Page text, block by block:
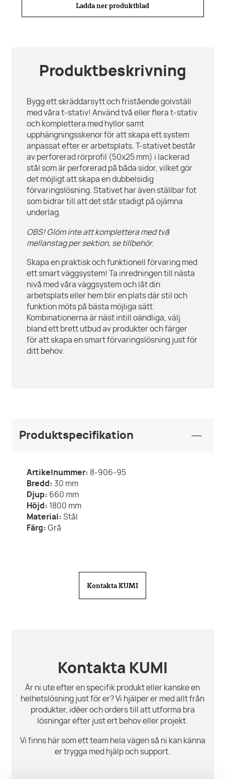
Ladda ner produktblad
Produktbeskrivning
Bygg ett skräddarsytt och fristående golvställ
med våra t-stativ! Använd två eller flera t-stativ
och komplettera med hyllor samt
upphängningsskenor för att skapa ett system
anpassat efter er arbetsplats. T-stativet består
av perforerad rörprofil (50x25 mm) i lackerad
stål som är perforerad på båda sidor, vilket gör
det möjligt att skapa en dubbelsidig
förvaringslösning. Stativet har även ställbar fot
som bidrar till att det står stadigt på ojämna
underlag.
OBS! Glöm inte att komplettera med två
mellanstag per sektion, se tillbehör.
Skapa en praktisk och funktionell förvaring med
ett smart väggsystem! Ta inredningen till nästa
nivå med våra väggsystem och låt din
arbetsplats eller hem blir en plats där stil och
funktion möts på bästa möjliga sätt.
Kombinationerna är näst intill oändliga, välj
bland ett brett utbud av produkter och färger
för att skapa en smart förvaringslösning just för
ditt behov.
Produktspecifikation
Artikelnummer: 8-906-95
Bredd: 30 mm
Djup: 660 mm
Höjd: 1800 mm
Material: Stål
Färg: Grå
Kontakta KUMI
Kontakta KUMI
Är ni ute efter en specifik produkt eller kanske en
helhetslösning just för er? Vi hjälper er med allt från
produkter, idéer och orders till att utforma bra
lösningar efter just ert behov eller projekt.
Vi finns här som ett team hela vägen så ni kan känna
er trygga med hjälp och support.